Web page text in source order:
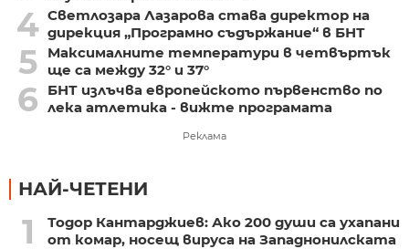
4 Светлозара Лазарова става директор на
дирекция „Програмно съдържание“ в БНТ
5
Максималните температури в четвъртък
ще са между 32° и 37°
6
БНТ излъчва европейското първенство по
лека атлетика - вижте програмата
Реклама
НАЙ-ЧЕТЕНИ
1
Тодор Кантарджиев: Ако 200 души са ухапани
от комар, носещ вируса на Западнонилската